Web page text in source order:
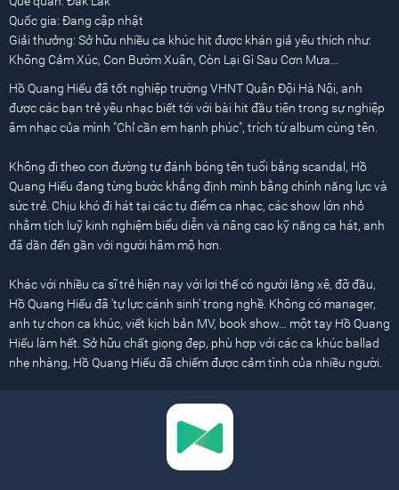
Quốc gia: Đang cập nhật
Giải thưởng: Sở hữu nhiều ca khúc hit được khán giả yêu thích như:
Không Cảm Xúc, Con Bướm Xuân, Còn Lại Gì Sau Cơn Mưa...
Hồ Quang Hiếu đã tốt nghiệp trường VHNT Quân Đội Hà Nội, anh
được các bạn trẻ yêu nhạc biết tới với bài hit đầu tiên trong sự nghiệp
âm nhạc của mình "Chỉ cần em hạnh phúc", trích từ album cùng tên.
Không đi theo con đường tự đánh bóng tên tuổi bằng scandal, Hồ
Quang Hiếu đang từng bước khẳng định mình bằng chính năng lực và
sức trẻ. Chịu khó đi hát tại các tụ điểm ca nhạc, các show lớn nhỏ
nhằm tích luỹ kinh nghiệm biểu diễn và nâng cao kỹ năng ca hát, anh
đã dần đến gần với người hâm mộ hơn.
Khác với nhiều ca sĩ trẻ hiện nay với lợi thế có người lăng xê, đỡ đầu,
Hồ Quang Hiếu đã 'tự lực cánh sinh' trong nghề. Không có manager,
anh tự chọn ca khúc, viết kịch bản MV, book show… một tay Hồ Quang
Hiếu làm hết. Sở hữu chất giọng đẹp, phù hợp với các ca khúc ballad
nhẹ nhàng, Hồ Quang Hiếu đã chiếm được cảm tình của nhiều người.